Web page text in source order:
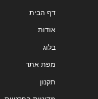
דף הבית
אודות
בלוג
מפת אתר
תקנון